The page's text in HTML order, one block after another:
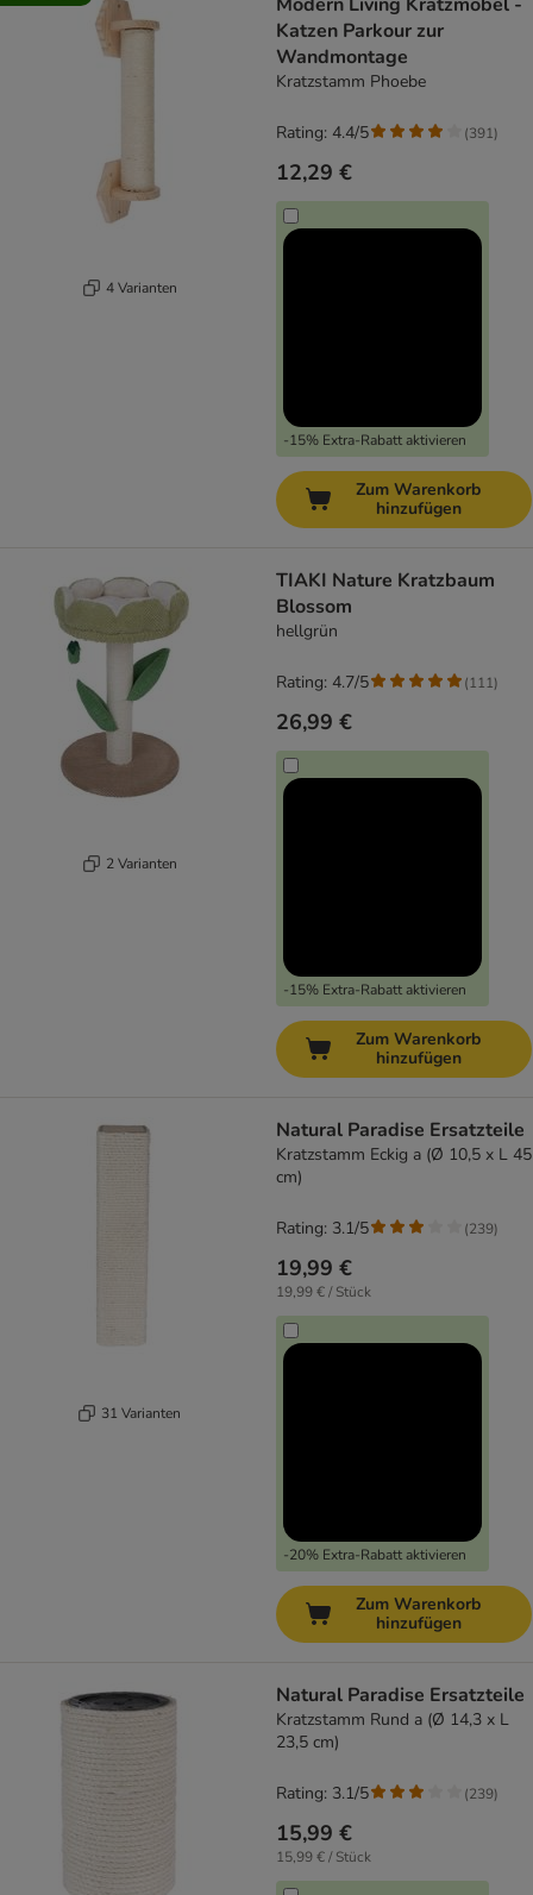
4 Varianten
Katzen Parkour zur
Wandmontage
Kratzstamm Phoebe
12,29 €
-15% Extra-Rabatt aktivieren
Rating: 4.4/5 (391)
Zum Warenkorb
hinzufügen
2 Varianten
TIAKI Nature Kratzbaum
Blossom
hellgrün
26,99 €
-15% Extra-Rabatt aktivieren
Rating: 4.7/5 (111)
Zum Warenkorb
hinzufügen
31 Varianten
Natural Paradise Ersatzteile
Kratzstamm Eckig a (Ø 10,5 x L 45
cm)
19,99 €
19,99 € / Stück
-20% Extra-Rabatt aktivieren
Rating: 3.1/5 (239)
Zum Warenkorb
hinzufügen
Natural Paradise Ersatzteile
Kratzstamm Rund a (Ø 14,3 x L
23,5 cm)
15,99 €
15,99 € / Stück
Rating: 3.1/5 (239)